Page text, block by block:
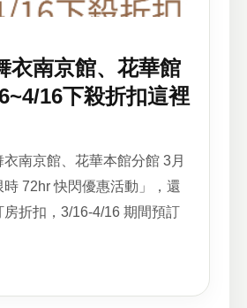
衣南京館、花華館
16下殺折扣這裡
南京館、花華本館分館 3月
72hr 快閃優惠活動」，還
折扣，3/16-4/16 期間預訂